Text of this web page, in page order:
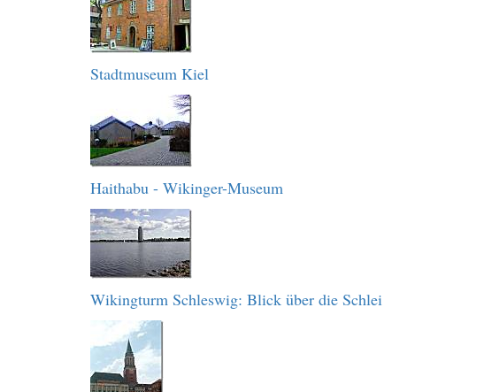
Stadtmuseum Kiel
Haithabu - Wikinger-Museum
Wikingturm Schleswig: Blick über die Schlei